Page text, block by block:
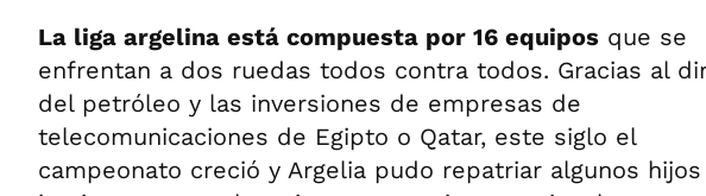
La liga argelina está compuesta por 16 equipos que se
enfrentan a dos ruedas todos contra todos. Gracias al
del petróleo y las inversiones de empresas de
telecomunicaciones de Egipto o Qatar, este siglo el
campeonato creció y Argelia pudo repatriar algunos